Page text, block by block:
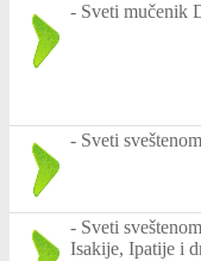
- Sveti mučenik
- Sveti
- Sveti
Isakije, Ipatije i